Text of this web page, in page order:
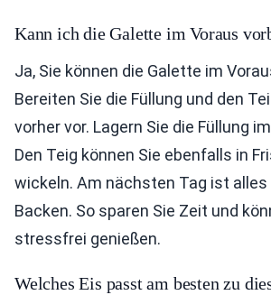
Kann ich die Galette im Voraus
Ja, Sie können die Galette im
Bereiten Sie die Füllung und den
vorher vor. Lagern Sie die Füllung
Den Teig können Sie ebenfalls in
wickeln. Am nächsten Tag ist
Backen. So sparen Sie Zeit und
stressfrei genießen.
Welches Eis passt am besten zu